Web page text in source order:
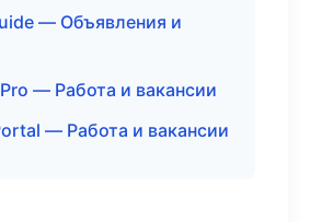
— Объявления и
— Работа и вакансии
— Работа и вакансии